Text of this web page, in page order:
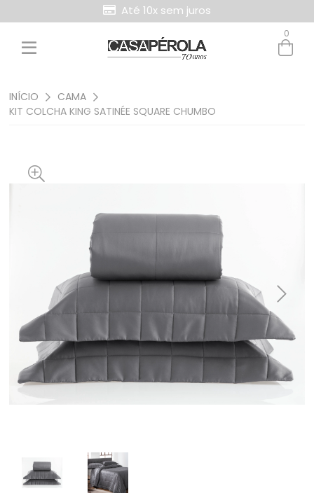
Até 10x sem juros
0
INÍCIO
CAMA
KIT COLCHA KING SATINÉE SQUARE CHUMBO